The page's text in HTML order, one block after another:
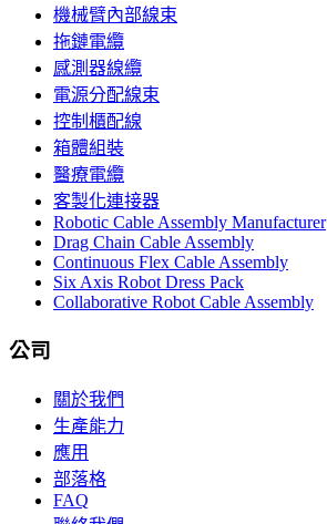
機械臂內部線束
拖鏈電纜
感測器線纜
電源分配線束
控制櫃配線
箱體組裝
醫療電纜
客製化連接器
Robotic Cable Assembly Manufacturer
Drag Chain Cable Assembly
Continuous Flex Cable Assembly
Six Axis Robot Dress Pack
Collaborative Robot Cable Assembly
公司
關於我們
生產能力
應用
部落格
FAQ